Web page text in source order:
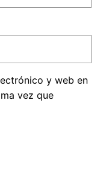
y web en
vez que